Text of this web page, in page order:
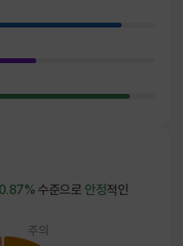
수준으로 안정적인
주의